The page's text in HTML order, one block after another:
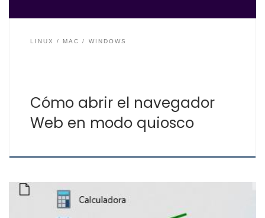
LINUX MAC WINDOWS
Cómo abrir el navegador
Web en modo quiosco